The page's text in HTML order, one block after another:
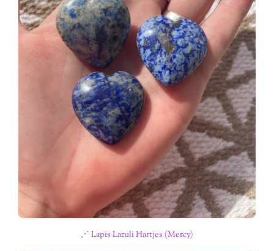
⋰ Lapis Lazuli Hartjes (Mercy)